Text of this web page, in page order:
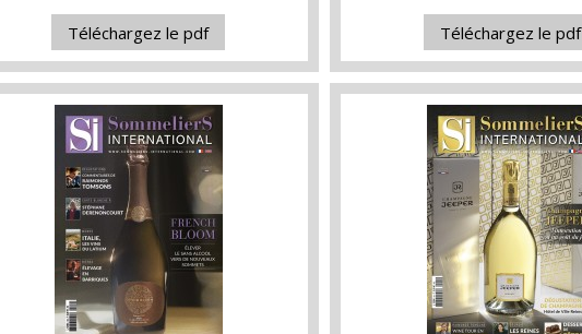
Téléchargez le pdf Téléchargez le pdf